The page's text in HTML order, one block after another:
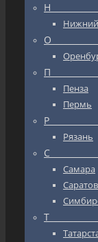
Пенза
Пермь
Рязань
Самара
Саратов